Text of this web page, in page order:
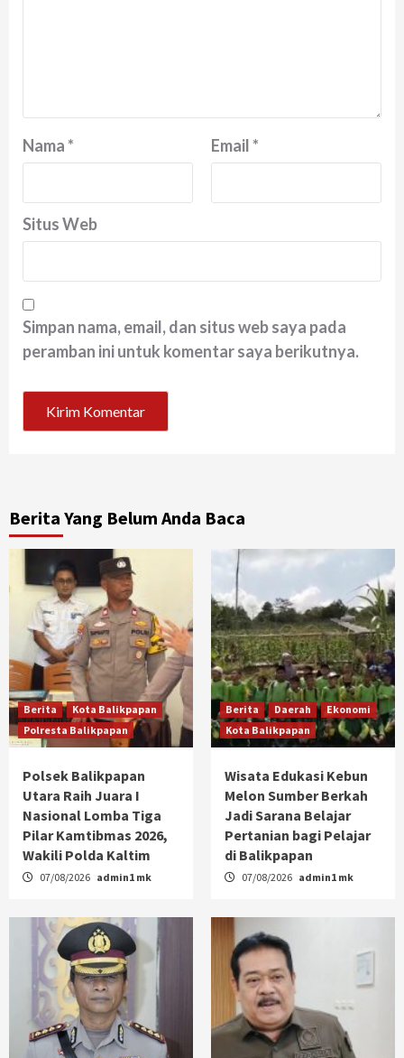
Nama* Email*
Situs Web
Simpan nama, email, dan situs web saya pada
peramban ini untuk komentar saya berikutnya.
Berita Yang Belum Anda Baca
Berita
Kota Balikpapan
Polresta Balikpapan
Polsek Balikpapan
Utara Raih Juara I
Nasional Lomba Tiga
Pilar Kamtibmas 2026,
Wakili Polda Kaltim
07/08/2026 admin1 mk
Berita Daerah
Ekonomi
Kota Balikpapan
Wisata Edukasi Kebun
Melon Sumber Berkah
Jadi Sarana Belajar
Pertanian bagi Pelajar
di Balikpapan
07/08/2026 admin1 mk